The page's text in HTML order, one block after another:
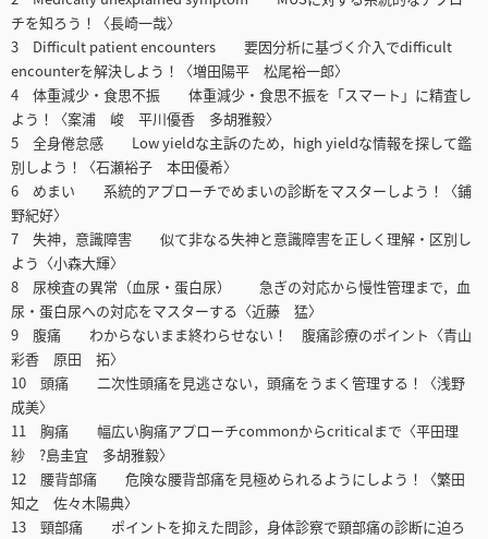
チを知ろう！〈長崎一哉〉
3 Difficult patient encounters 要因分析に基づく介入でdifficult
encounterを解決しよう！〈増田陽平 松尾裕一郎〉
4 体重減少・食思不振 体重減少・食思不振を「スマート」に精査し
よう！〈案浦 峻 平川優香 多胡雅毅〉
5 全身倦怠感 Low yieldな主訴のため，high yieldな情報を探して鑑
別しよう！〈石瀬裕子 本田優希〉
6 めまい 系統的アプローチでめまいの診断をマスターしよう！〈鋪
野紀好〉
7 失神，意識障害 似て非なる失神と意識障害を正しく理解・区別し
よう〈小森大輝〉
8 尿検査の異常（血尿・蛋白尿） 急ぎの対応から慢性管理まで，血
尿・蛋白尿への対応をマスターする〈近藤 猛〉
9 腹痛 わからないまま終わらせない！ 腹痛診療のポイント〈青山
彩香 原田 拓〉
10 頭痛 二次性頭痛を見逃さない，頭痛をうまく管理する！〈浅野
成美〉
11 胸痛 幅広い胸痛アプローチcommonからcriticalまで〈平田理
紗 ?島圭宜 多胡雅毅〉
12 腰背部痛 危険な腰背部痛を見極められるようにしよう！〈繁田
知之 佐々木陽典〉
13 頸部痛 ポイントを抑えた問診，身体診察で頸部痛の診断に迫ろ